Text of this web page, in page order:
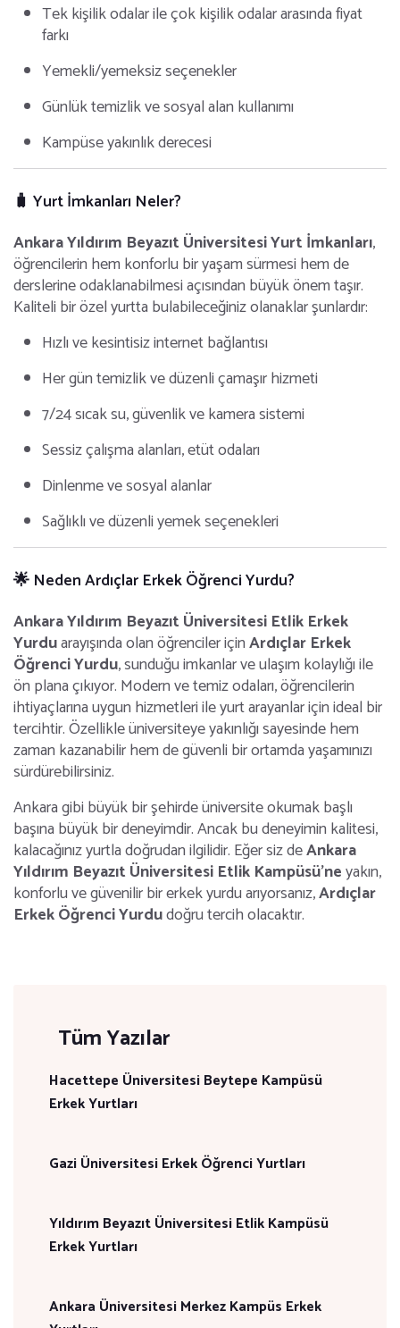
Tek kişilik odalar ile çok kişilik odalar arasında fiyat
farkı
Yemekli/yemeksiz seçenekler
Günlük temizlik ve sosyal alan kullanımı
Kampüse yakınlık derecesi
🧳 Yurt İmkanları Neler?
Ankara Yıldırım Beyazıt Üniversitesi Yurt İmkanları,
öğrencilerin hem konforlu bir yaşam sürmesi hem de
derslerine odaklanabilmesi açısından büyük önem taşır.
Kaliteli bir özel yurtta bulabileceğiniz olanaklar şunlardır:
Hızlı ve kesintisiz internet bağlantısı
Her gün temizlik ve düzenli çamaşır hizmeti
7/24 sıcak su, güvenlik ve kamera sistemi
Sessiz çalışma alanları, etüt odaları
Dinlenme ve sosyal alanlar
Sağlıklı ve düzenli yemek seçenekleri
🌟 Neden Ardıçlar Erkek Öğrenci Yurdu?
Ankara Yıldırım Beyazıt Üniversitesi Etlik Erkek
Yurduarayışında olan öğrenciler içinArdıçlar Erkek
Öğrenci Yurdu, sunduğu imkanlar ve ulaşım kolaylığı ile
ön plana çıkıyor. Modern ve temiz odaları, öğrencilerin
ihtiyaçlarına uygun hizmetleri ile yurt arayanlar için ideal bir
tercihtir. Özellikle üniversiteye yakınlığı sayesinde hem
zaman kazanabilir hem de güvenli bir ortamda yaşamınızı
sürdürebilirsiniz.
Ankara gibi büyük bir şehirde üniversite okumak başlı
başına büyük bir deneyimdir. Ancak bu deneyimin kalitesi,
kalacağınız yurtla doğrudan ilgilidir. Eğer siz deAnkara
Yıldırım Beyazıt Üniversitesi Etlik Kampüsü’neyakın,
konforlu ve güvenilir bir erkek yurdu arıyorsanız,Ardıçlar
Erkek Öğrenci Yurdudoğru tercih olacaktır.
Tüm Yazılar
Hacettepe Üniversitesi Beytepe Kampüsü
Erkek Yurtları
Gazi Üniversitesi Erkek Öğrenci Yurtları
Yıldırım Beyazıt Üniversitesi Etlik Kampüsü
Erkek Yurtları
Ankara Üniversitesi Merkez Kampüs Erkek